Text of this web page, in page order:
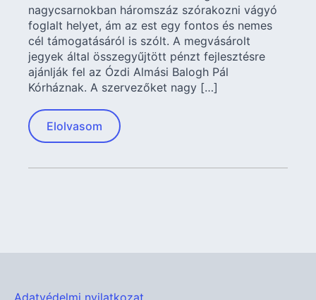
nagycsarnokban háromszáz szórakozni vágyó
foglalt helyet, ám az est egy fontos és nemes
cél támogatásáról is szólt. A megvásárolt
jegyek által összegyűjtött pénzt fejlesztésre
ajánlják fel az Ózdi Almási Balogh Pál
Kórháznak. A szervezőket nagy […]
Elolvasom